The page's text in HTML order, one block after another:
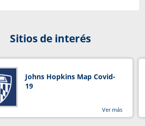
Sitios de interés
Johns Hopkins Map Covid-
19
Ver más